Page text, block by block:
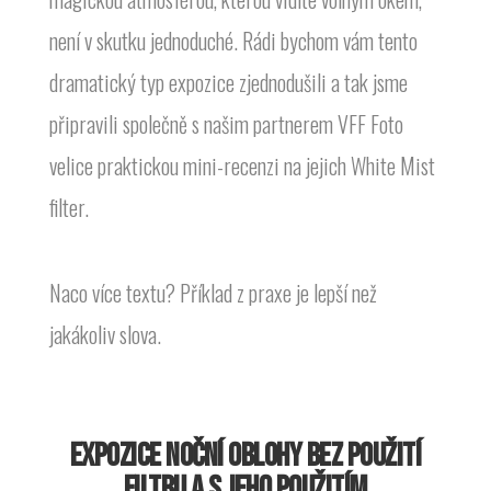
není v skutku jednoduché. Rádi bychom vám tento
dramatický typ expozice zjednodušili a tak jsme
připravili společně s našim partnerem VFF Foto
velice praktickou mini-recenzi na jejich White Mist
filter.
Naco více textu? Příklad z praxe je lepší než
jakákoliv slova.
EXPOZICE NOČNÍ OBLOHY BEZ POUŽITÍ